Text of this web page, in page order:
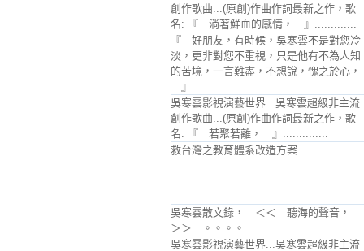
創作歌曲...(原創)作曲作詞最新之作，歌
名: 『 淌著鮮血的感情， 』.............
『 好朋友，有時候，吳寒雲不是對您冷
淡，更非對您不重視，只是他有不為人知
的苦境，一言難盡，不想說，愧之於心，
』
吳寒雲影視演藝世界...吳寒雲超級非主流
創作歌曲...(原創)作曲作詞最新之作，歌
名: 『 若聚若離， 』..............
救台灣之教育體系改造方案
吳寒雲散文錄， ＜＜ 聽海的聲音，
＞＞ 。。。。
吳寒雲影視演藝世界...吳寒雲超級非主流